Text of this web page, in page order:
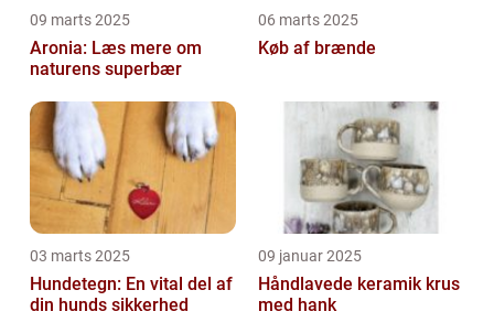
09 marts 2025
Aronia: Læs mere om
naturens superbær
06 marts 2025
Køb af brænde
03 marts 2025
Hundetegn: En vital del af
din hunds sikkerhed
09 januar 2025
Håndlavede keramik krus
med hank